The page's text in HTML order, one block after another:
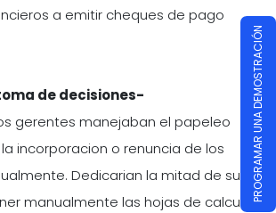
a emitir cheques de pago
de decisiones-
gerentes manejaban el papeleo
incorporacion o renuncia de los
Dedicarian la mitad de su
manualmente las hojas de calculo PROGRAMAR UNA DEMOSTRACIÓN